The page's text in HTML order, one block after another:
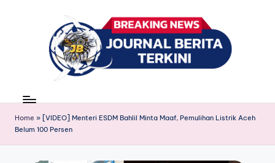
r
n
news
Home » [VIDEO] Menteri ESDM Bahlil Minta Maaf, Pemulihan Listrik Aceh
Belum 100 Persen